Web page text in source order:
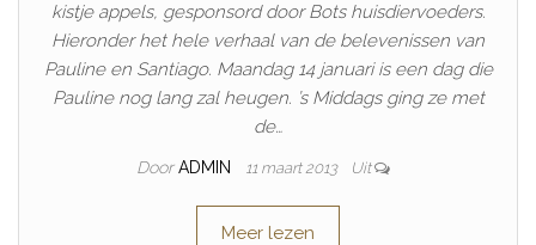
kistje appels, gesponsord door Bots huisdiervoeders.
Hieronder het hele verhaal van de belevenissen van
Pauline en Santiago. Maandag 14 januari is een dag die
Pauline nog lang zal heugen. ’s Middags ging ze met
de…
Door ADMIN 11 maart 2013 Uit
Meer lezen